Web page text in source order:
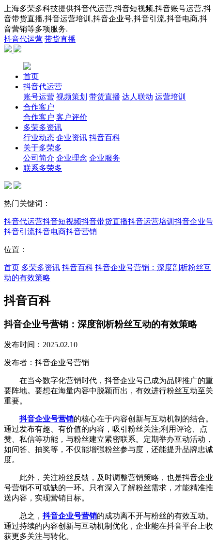
上海多荣多科技提供抖音代运营,抖音短视频,抖音账号运营,抖
音带货直播,抖音运营培训,抖音企业号,抖音引流,抖音电商,抖
音营销等多项服务.
抖音代运营 带货直播
首页
抖音代运营
账号运营 视频策划 带货直播 达人联动 运营培训
合作客户
合作客户 客户评价
多荣多资讯
行业动态 企业资讯 抖音百科
关于多荣多
公司简介 企业理念 企业服务
联系多荣多
热门关键词：
抖音代运营抖音短视频抖音带货直播抖音运营培训 抖音企业号
抖音引流抖音电商抖音营销
位置：
首页 多荣多资讯 抖音百科 抖音企业号营销：深度剖析粉丝互
动的有效策略
抖音百科
抖音企业号营销：深度剖析粉丝互动的有效策略
发布时间：2025.02.10
发布者：抖音企业号营销
在当今数字化营销时代，抖音企业号已成为品牌推广的重
要阵地。要想在海量内容中脱颖而出，有效进行粉丝互动至关
重要。
抖音企业号营销的核心在于内容创新与互动机制的结合。
通过发布有趣、有价值的内容，吸引粉丝关注;利用评论、点
赞、私信等功能，与粉丝建立紧密联系。定期举办互动活动，
如问答、抽奖等，不仅能增强粉丝参与度，还能提升品牌忠诚
度。
此外，关注粉丝反馈，及时调整营销策略，也是抖音企业
号营销不可或缺的一环。只有深入了解粉丝需求，才能精准推
送内容，实现营销目标。
总之，抖音企业号营销的成功离不开与粉丝的有效互动。
通过持续的内容创新与互动机制优化，企业能在抖音平台上收
获更多关注与转化。